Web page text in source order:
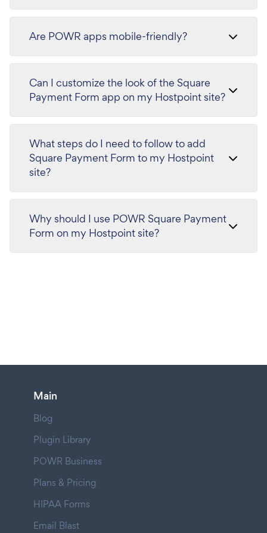
Are POWR apps mobile-friendly?
Can I customize the look of the Square
Payment Form app on my Hostpoint site?
What steps do I need to follow to add
Square Payment Form to my Hostpoint
site?
Why should I use POWR Square Payment
Form on my Hostpoint site?
Main
Blog
Plugin Library
POWR Business
Plans & Pricing
HIPAA Forms
Email Blast